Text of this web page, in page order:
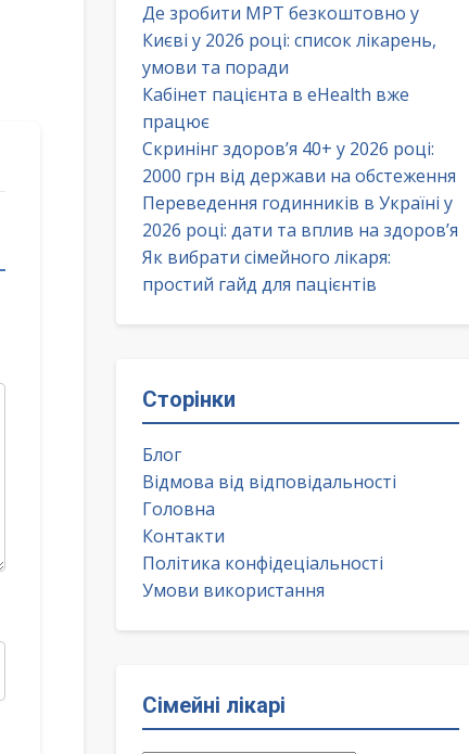
Де зробити МРТ безкоштовно у
Києві у 2026 році: список лікарень,
умови та поради
Кабінет пацієнта в eHealth вже
працює
Скринінг здоров’я 40+ у 2026 році:
2000 грн від держави на обстеження
Переведення годинників в Україні у
2026 році: дати та вплив на здоров’я
Як вибрати сімейного лікаря:
простий гайд для пацієнтів
Сторінки
Блог
Відмова від відповідальності
Головна
Контакти
Політика конфідеціальності
Умови використання
Сімейні лікарі